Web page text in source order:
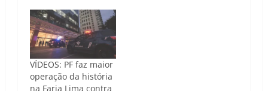
VÍDEOS: PF faz maior
operação da história
na Faria Lima contra